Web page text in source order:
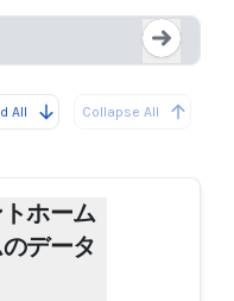
All Collapse All
ホーム
データ